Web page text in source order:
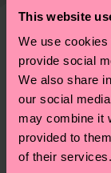
This website
We use
provide social
We also share
our social
may combine it
provided to
of their services.
findest du
deine
dass es sich
und die
deinem Land
Du hast
Hilfebereich
am häufigsten
Ähnliche muster